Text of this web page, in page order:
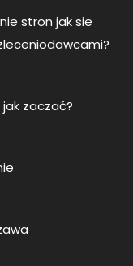
stron jak sie
zaczać?